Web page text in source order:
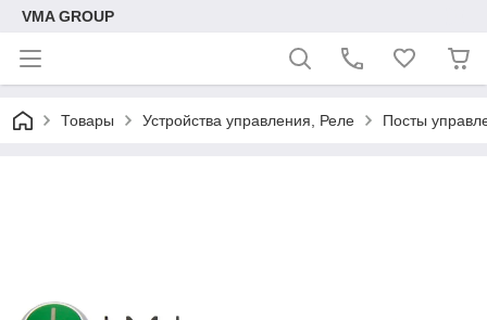
VMA GROUP
Товары Устройства управления, Реле Посты